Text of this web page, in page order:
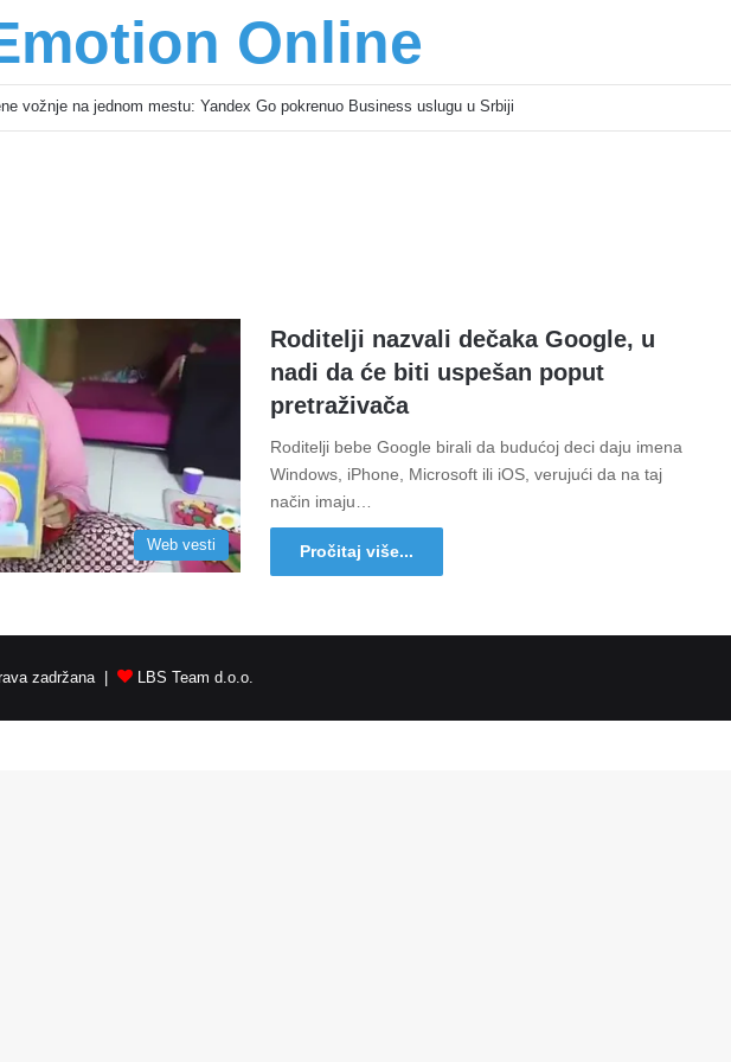
Online
vožnje na jednom mestu: Yandex Go pokrenuo Business uslugu u Srbiji
Web vesti
Roditelji nazvali dečaka Google, u
nadi da će biti uspešan poput
pretraživača
Roditelji bebe Google birali da budućoj deci daju imena
Windows, iPhone, Microsoft ili iOS, verujući da na taj
način imaju…
Pročitaj više...
zadržana | LBS Team d.o.o.